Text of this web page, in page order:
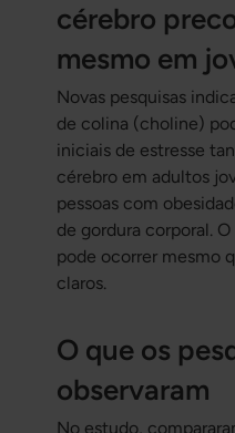
cérebro
mesmo em
Novas pesquisas
de colina (choline)
iniciais de estresse
cérebro em adultos
pessoas com
de gordura corporal.
pode ocorrer mesmo
claros.
O que os
observaram
No estudo,